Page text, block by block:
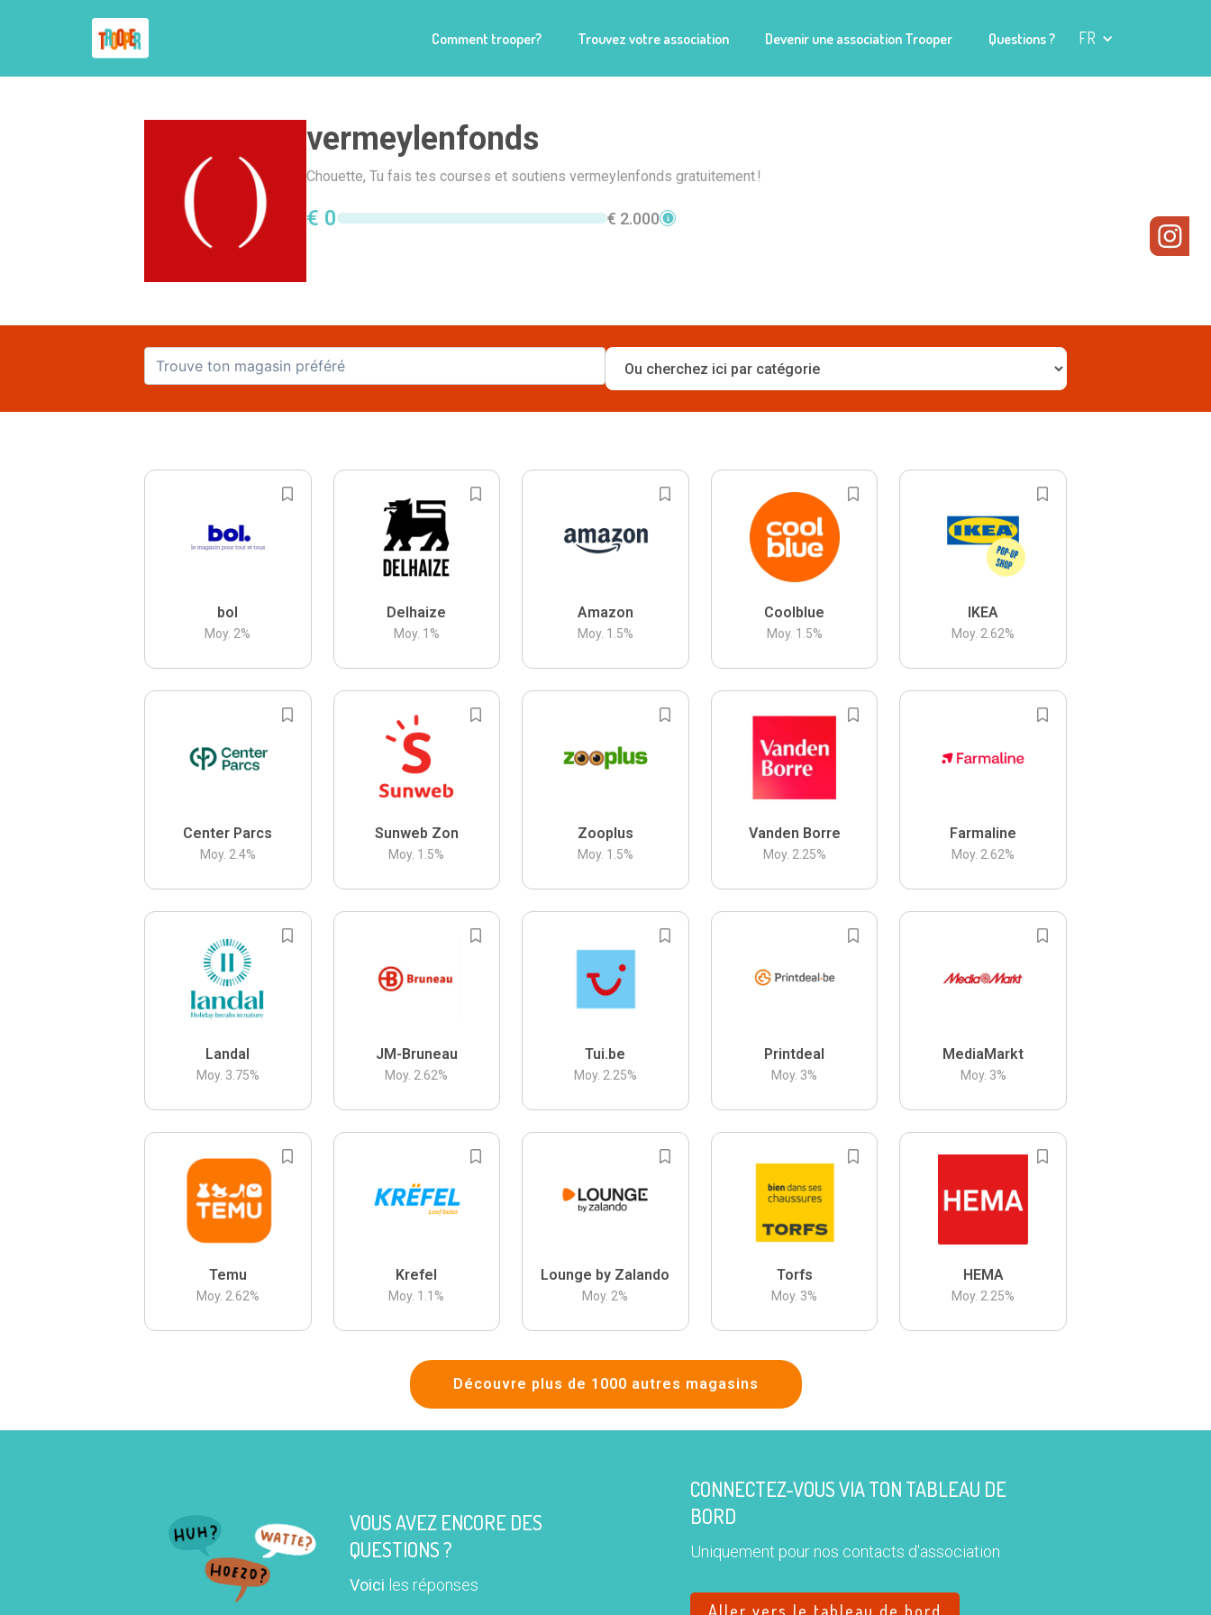
Comment trooper? Trouvez votre association Devenir une association Trooper Questions ? FR
vermeylenfonds
Chouette, Tu fais tes courses et soutiens vermeylenfonds gratuitement !
€ 0 € 2.000
bol
Moy. 2%
Delhaize
Moy. 1 %
Amazon
Moy. 1.5%
Coolblue
Moy. 1.5%
IKEA
Moy. 2.62%
Center Parcs
Moy. 2.4%
Sunweb Zon
Moy. 1.5%
Zooplus
Moy. 1.5%
Vanden Borre
Moy. 2.25%
Farmaline
Moy. 2.62%
Landal
Moy. 3.75%
JM-Bruneau
Moy. 2.62%
Tui.be
Moy. 2.25%
Printdeal
Moy. 3%
MediaMarkt
Moy. 3%
Temu
Moy. 2.62%
Krefel
Moy. 1.1 %
Lounge by Zalando
Moy. 2%
Torfs
Moy. 3%
HEMA
Moy. 2.25%
Découvre plus de 1000 autres magasins
VOUS AVEZ ENCORE DES
QUESTIONS ?
Voici les réponses
CONNECTEZ-VOUS VIA TON TABLEAU DE
BORD
Uniquement pour nos contacts d'association
Aller vers le tableau de bord